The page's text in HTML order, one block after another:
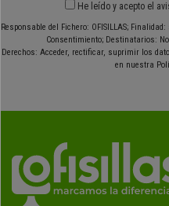
He leído y acepto el
Responsable del Fichero: OFISILLAS;
Consentimiento; Destinatarios:
Derechos: Acceder, rectificar, suprimir los
en nuestra